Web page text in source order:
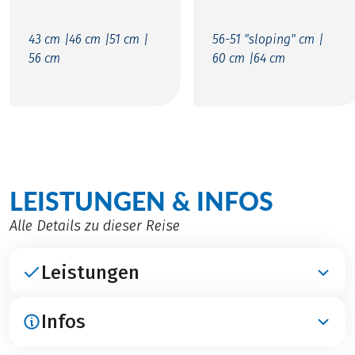
43 cm |46 cm |51 cm |
56 cm
56-51 "sloping" cm |
60 cm |64 cm
LEISTUNGEN & INFOS
Alle Details zu dieser Reise
Leistungen
ENTHALTEN
Infos